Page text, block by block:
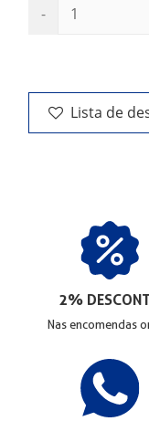
Lista de
2%
Nas encomendas